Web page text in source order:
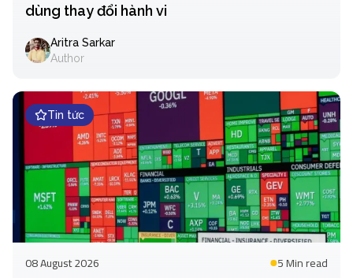
dùng thay đổi hành vi
Aritra Sarkar
Author
Tin tức
08 August 2026 5 Minread